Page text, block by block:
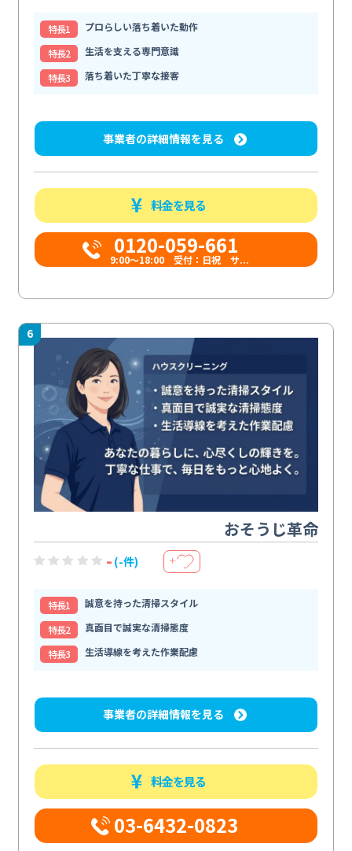
特⻑1
プロらしい落ち着いた動作
特⻑2
生活を支える専門意識
特⻑3
落ち着いた丁寧な接客
事業者の詳細情報を見る
料金を見る
0120-059-661
9:00〜18:00 受付：日祝 サ...
6
おそうじ革命
- (-件) ＋
特⻑1
誠意を持った清掃スタイル
特⻑2
真面目で誠実な清掃態度
特⻑3
生活導線を考えた作業配慮
事業者の詳細情報を見る
料金を見る
03-6432-0823